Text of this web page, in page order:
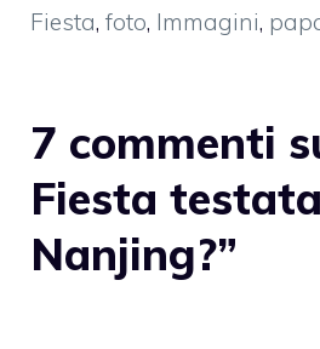
Fiesta, foto, Immagini,
7 commenti
Fiesta
Nanjing?”